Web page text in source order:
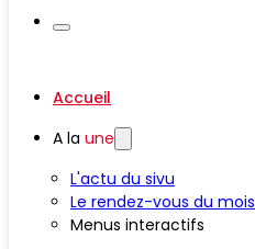
Accueil
A la une
L'actu du sivu
Le rendez-vous du mois
Menus interactifs